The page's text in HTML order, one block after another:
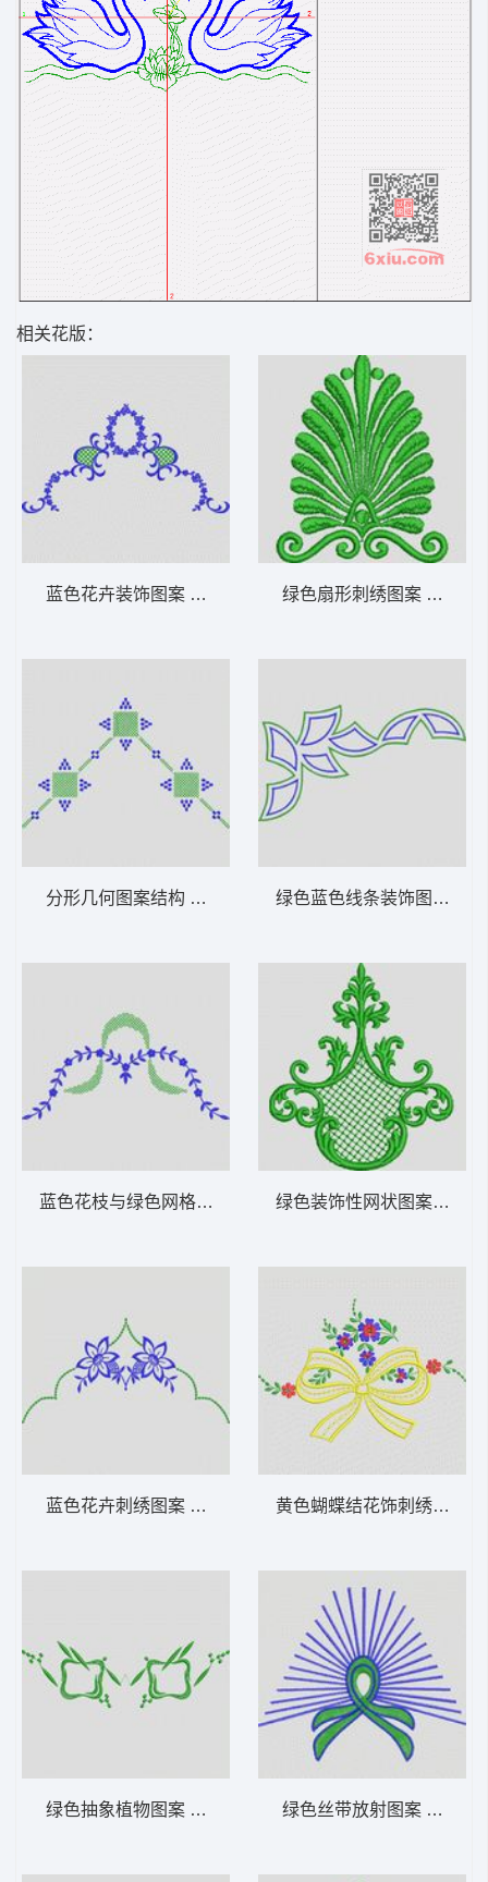
相关花版：
蓝色花卉装饰图案 植物花型
分形几何图案结构 植物花型
蓝色花枝与绿色网格装饰图案 植物花型
蓝色花卉刺绣图案 植物花型
绿色抽象植物图案 植物花型
绿色扇形刺绣图案 植物花
绿色蓝色线条装饰图案 植
绿色装饰性网状图案 植物
黄色蝴蝶结花饰刺绣图案
绿色丝带放射图案 植物花